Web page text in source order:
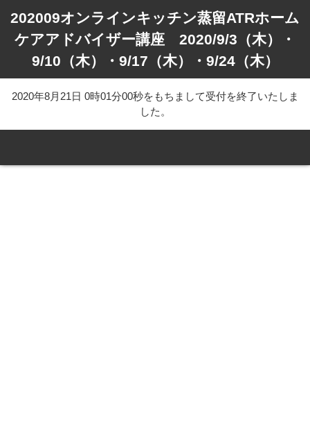
202009オンラインキッチン蒸留ATRホーム
ケアアドバイザー講座 2020/9/3（木）・
9/10（木）・9/17（木）・9/24（木）
2020年8月21日 0時01分00秒をもちまして受付を終了いたしま
した。